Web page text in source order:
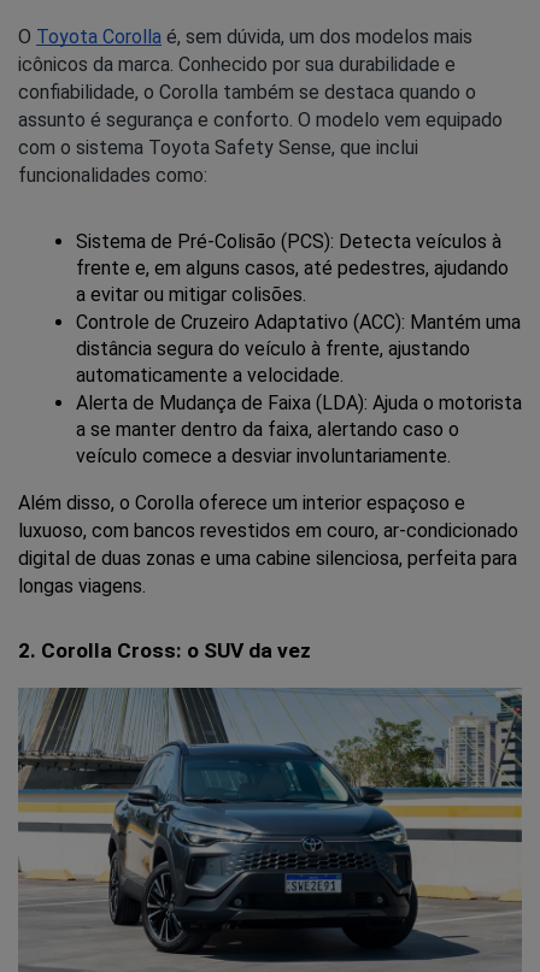
O Toyota Corolla é, sem dúvida, um dos modelos mais
icônicos da marca. Conhecido por sua durabilidade e
confiabilidade, o Corolla também se destaca quando o
assunto é segurança e conforto. O modelo vem equipado
com o sistema Toyota Safety Sense, que inclui
funcionalidades como:
Sistema de Pré-Colisão (PCS): Detecta veículos à
frente e, em alguns casos, até pedestres, ajudando
a evitar ou mitigar colisões.
Controle de Cruzeiro Adaptativo (ACC): Mantém uma
distância segura do veículo à frente, ajustando
automaticamente a velocidade.
Alerta de Mudança de Faixa (LDA): Ajuda o motorista
a se manter dentro da faixa, alertando caso o
veículo comece a desviar involuntariamente.
Além disso, o Corolla oferece um interior espaçoso e
luxuoso, com bancos revestidos em couro, ar-condicionado
digital de duas zonas e uma cabine silenciosa, perfeita para
longas viagens.
2. Corolla Cross: o SUV da vez